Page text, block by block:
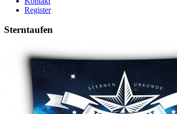
Register
Sterntaufen